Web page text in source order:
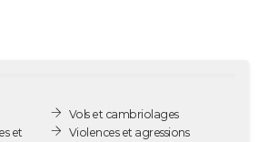
et
Vols et cambriolages
Violences et agressions